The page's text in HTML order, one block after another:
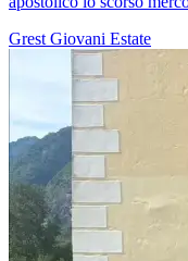
Grest Giovani Estate